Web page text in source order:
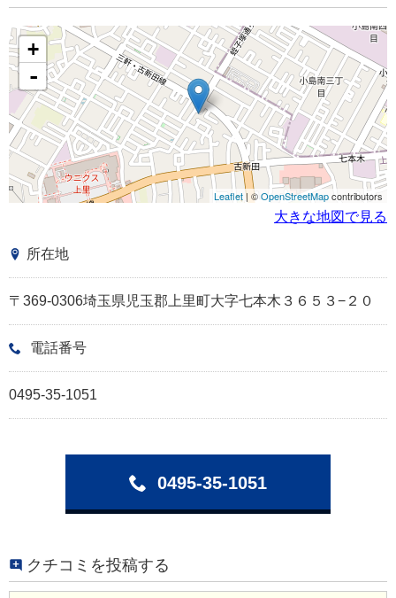
+
-
Leaflet| ©OpenStreetMapcontributors
大きな地図で見る
所在地
〒369-0306埼玉県児玉郡上里町大字七本木３６５３−２０
電話番号
0495-35-1051
0495-35-1051
クチコミを投稿する